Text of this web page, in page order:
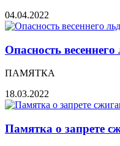
04.04.2022
Опасность весеннего
ПАМЯТКА
18.03.2022
Памятка о запрете